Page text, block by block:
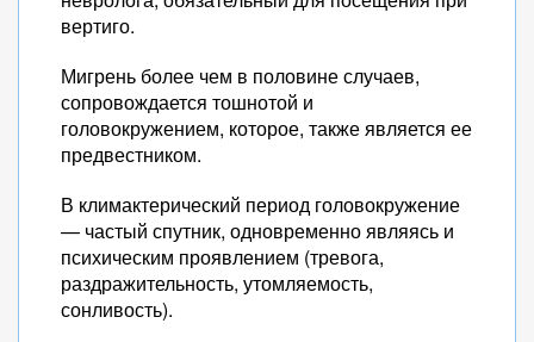
вертиго.
Мигрень более чем в половине случаев,
сопровождается тошнотой и
головокружением, которое, также является ее
предвестником.
В климактерический период головокружение
— частый спутник, одновременно являясь и
психическим проявлением (тревога,
раздражительность, утомляемость,
сонливость).